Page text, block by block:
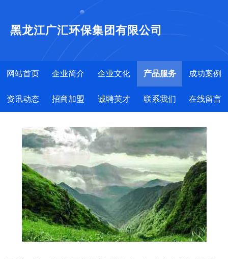
黑龙江广汇环保集团有限公司
网站首页 企业简介 企业文化 产品服务 成功案例
资讯动态 招商加盟 诚聘英才 联系我们 在线留言